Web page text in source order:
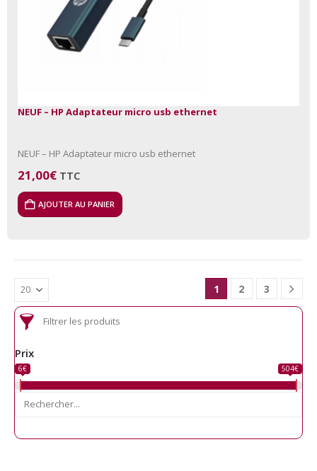
NEUF – HP Adaptateur micro usb ethernet
NEUF – HP Adaptateur micro usb ethernet
21,00€ TTC
AJOUTER AU PANIER
1 2 3
Filtrer les produits
Prix
6€ 504€